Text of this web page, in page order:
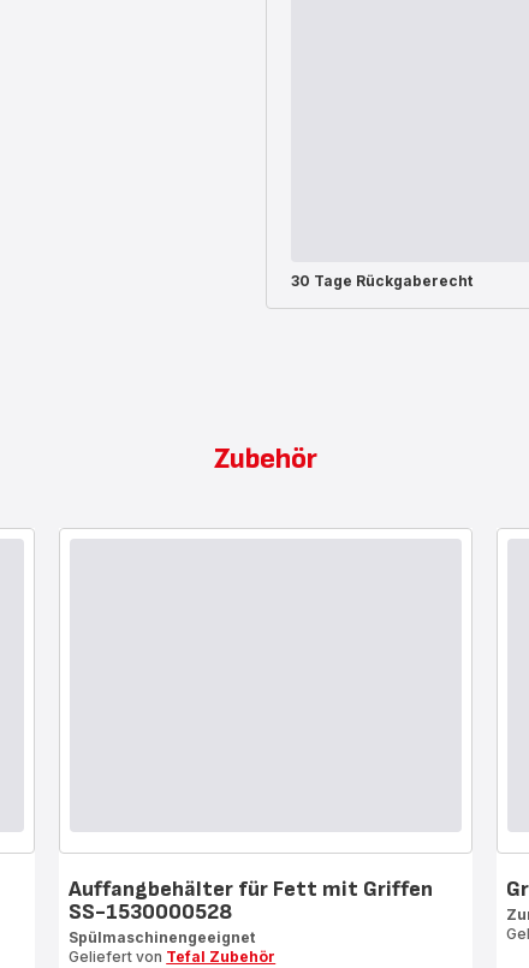
30 Tage Rückgaberecht
Zubehör
Auffangbehälter für Fett mit Griffen
SS-1530000528
Spülmaschinengeeignet
Geliefert von Tefal Zubehör